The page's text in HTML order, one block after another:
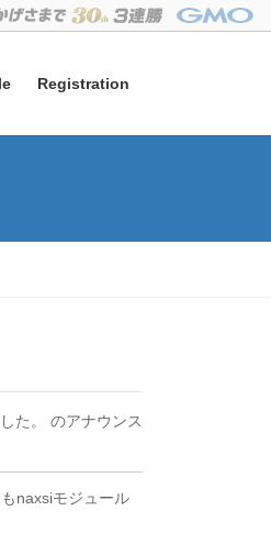
Registration
た。 のアナウンス
naxsiモジュール